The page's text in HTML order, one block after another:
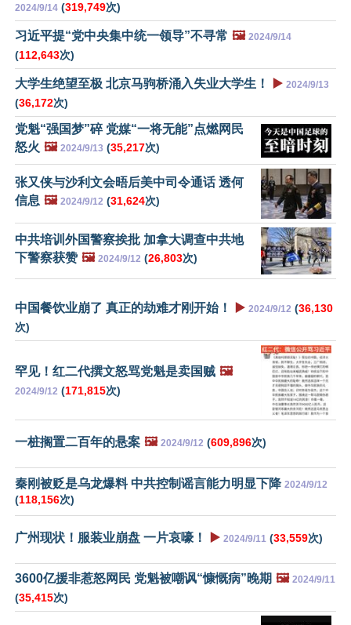
2024/9/14 (319,749次)
习近平提“党中央集中统一领导”不寻常 🖼️ 2024/9/14
(112,643次)
大学生绝望至极 北京马驹桥涌入失业大学生！ ▶️ 2024/9/13
(36,172次)
党魁“强国梦”碎 党媒“一将无能”点燃网民
怒火 🖼️ 2024/9/13 (35,217次)
张又侠与沙利文会晤后美中司令通话 透何
信息 🖼️ 2024/9/12 (31,624次)
中共培训外国警察挨批 加拿大调查中共地
下警察获赞 🖼️ 2024/9/12 (26,803次)
中国餐饮业崩了 真正的劫难才刚开始！ ▶️ 2024/9/12 (36,130
次)
罕见！红二代撰文怒骂党魁是卖国贼 🖼️
2024/9/12 (171,815次)
一桩搁置二百年的悬案 🖼️ 2024/9/12 (609,896次)
秦刚被贬是乌龙爆料 中共控制谣言能力明显下降 2024/9/12
(118,156次)
广州现状！服装业崩盘 一片哀嚎！ ▶️ 2024/9/11 (33,559次)
3600亿援非惹怒网民 党魁被嘲讽“慷慨病”晚期 🖼️ 2024/9/11
(35,415次)